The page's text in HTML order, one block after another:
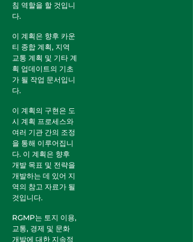
침 역할을 할 것입니
다.
이 계획은 향후 카운
티 종합 계획, 지역
교통 계획 및 기타 계
획 업데이트의 기초
가 될 작업 문서입니
다.
이 계획의 구현은 도
시 계획 프로세스와
여러 기관 간의 조정
을 통해 이루어집니
다. 이 계획은 향후
개발 목표 및 전략을
개발하는 데 있어 지
역의 참고 자료가 될
것입니다.
RGMP는 토지 이용,
교통, 경제 및 문화
개발에 대한 지속적